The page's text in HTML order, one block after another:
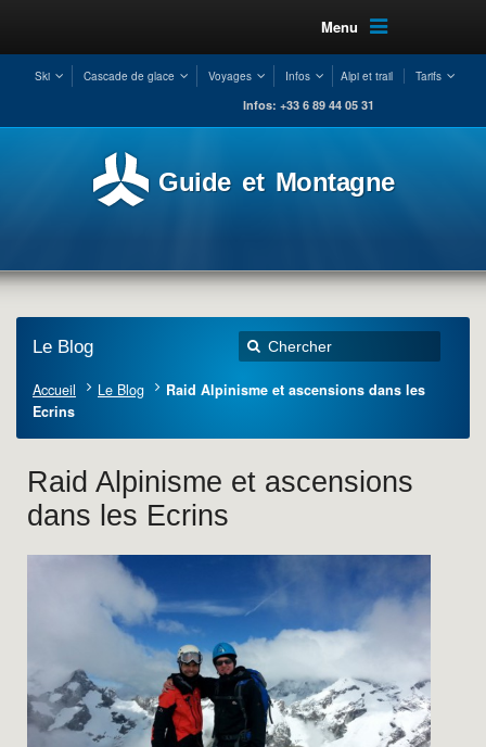
Menu
Ski Cascade de glace Voyages Infos Alpi et trail Tarifs
Infos: +33 6 89 44 05 31
Guide et Montagne
Le Blog
Accueil Le Blog
Raid Alpinisme et ascensions dans les
Ecrins
Raid Alpinisme et ascensions
dans les Ecrins